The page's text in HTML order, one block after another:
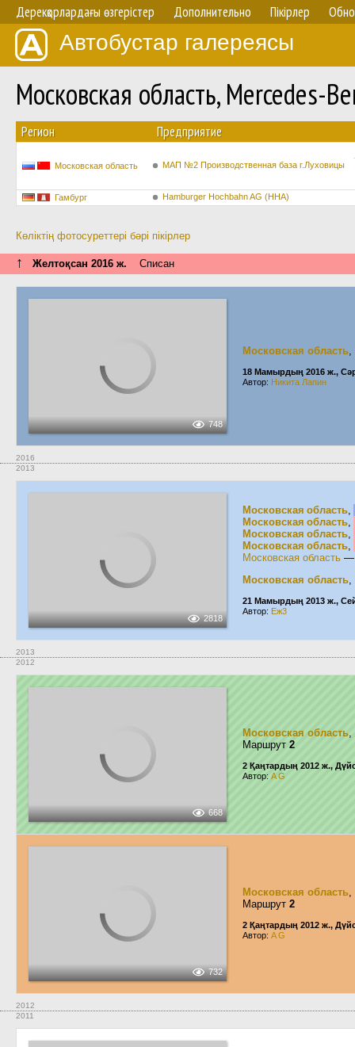
Дерекқорлардағы өзгерістер Дополнительно Пікірлер
Автобустар галереясы
Московская область, Mercedes-
Регион Предприятие
Московская область МАП №2 Производственная база г.Луховицы
Гамбург Hamburger Hochbahn AG (HHA)
Көліктің фотосуреттері бәрі пікірлер
↑ Желтоқсан 2016 ж. Списан
748
Московская область,
18 Мамырдың 2016 ж.,
Автор: Никита Лапин
2016
2013
2818
Московская область,
Московская область,
Московская область,
Московская область,
Московская область
Московская область,
21 Мамырдың 2013 ж.,
Автор: Еж3
2013
2012
668
Московская область,
Маршрут 2
2 Қаңтардың 2012 ж.,
Автор: A G
732
Московская область,
Маршрут 2
2 Қаңтардың 2012 ж.,
Автор: A G
2012
2011